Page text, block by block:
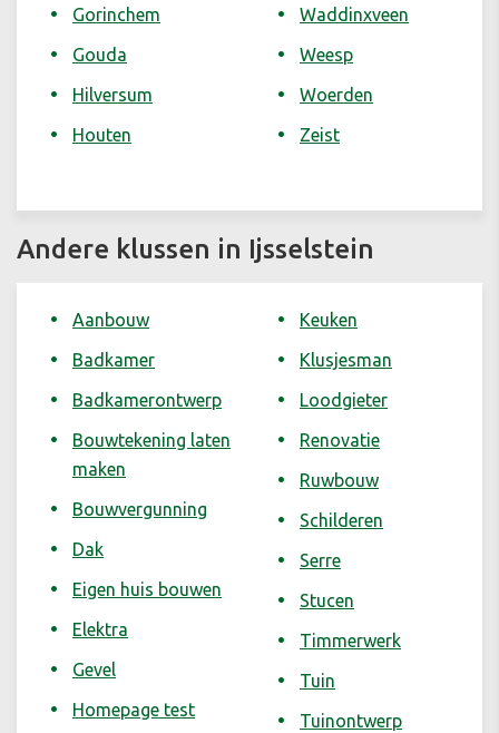
Gorinchem
Gouda
Hilversum
Houten
Waddinxveen
Weesp
Woerden
Zeist
Andere klussen in Ijsselstein
Aanbouw
Badkamer
Badkamerontwerp
Bouwtekening laten
maken
Bouwvergunning
Dak
Eigen huis bouwen
Elektra
Gevel
Homepage test
Keuken
Klusjesman
Loodgieter
Renovatie
Ruwbouw
Schilderen
Serre
Stucen
Timmerwerk
Tuin
Tuinontwerp